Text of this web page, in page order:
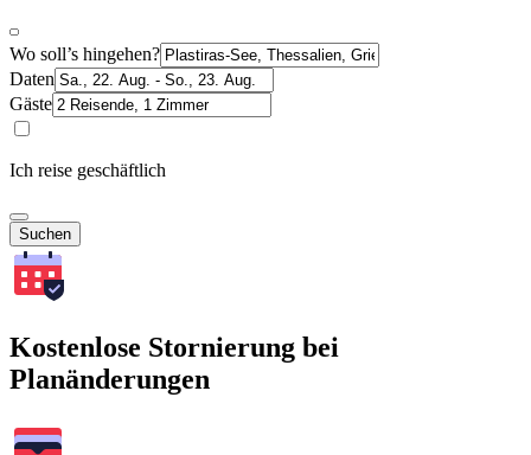
Wo soll’s hingehen?
Daten
Gäste
Ich reise geschäftlich
Suchen
Kostenlose Stornierung bei
Planänderungen